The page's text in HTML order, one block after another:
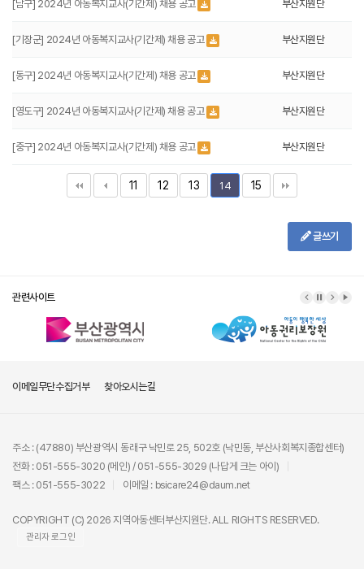
[남구] 2024년 아동복지교사(기간제) 채용 공고 부산지원단
[기장군] 2024년 아동복지교사(기간제) 채용 공고 부산지원단
[동구] 2024년 아동복지교사(기간제) 채용 공고 부산지원단
[영도구] 2024년 아동복지교사(기간제) 채용 공고 부산지원단
[중구] 2024년 아동복지교사(기간제) 채용 공고 부산지원단
11 12 13 14 15
글쓰기
관련사이트
이메일무단수집거부 찾아오시는길
주소 : (47880) 부산광역시 동래구 낙민로 25, 502호 (낙민동, 부산사회복지종합센터)
전화 : 051-555-3020 (메인) / 051-555-3029 (나답게 크는 아이)
팩스 : 051-555-3022
이메일 : bsicare24@daum.net
COPYRIGHT (C) 2026 지역아동센터부산지원단. ALL RIGHTS RESERVED.
관리자 로그인